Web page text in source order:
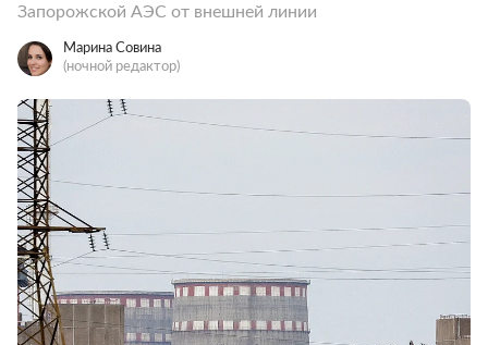
Запорожской АЭС от внешней линии
Марина Совина
(ночной редактор)